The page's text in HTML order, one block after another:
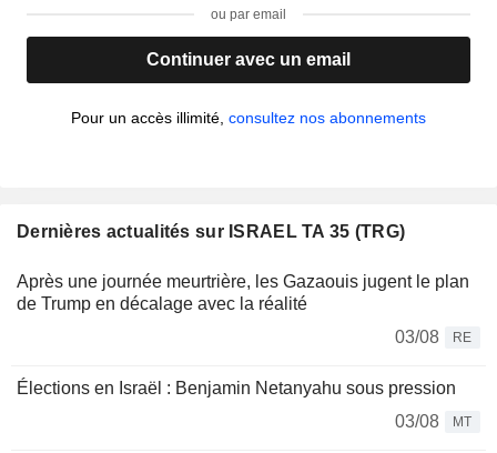
ou par email
Continuer avec un email
Pour un accès illimité, consultez nos abonnements
Dernières actualités sur ISRAEL TA 35 (TRG)
Après une journée meurtrière, les Gazaouis jugent le plan
de Trump en décalage avec la réalité
03/08
RE
Élections en Israël : Benjamin Netanyahu sous pression
03/08
MT